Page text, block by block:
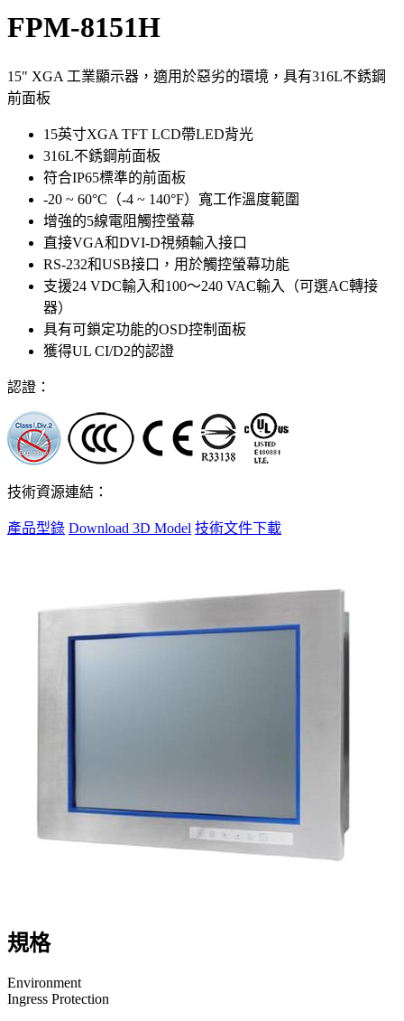
FPM-8151H
15" XGA 工業顯示器，適用於惡劣的環境，具有316L不銹鋼
前面板
15英寸XGA TFT LCD帶LED背光
316L不銹鋼前面板
符合IP65標準的前面板
-20 ~ 60°C（-4 ~ 140°F）寬工作溫度範圍
增強的5線電阻觸控螢幕
直接VGA和DVI-D視頻輸入接口
RS-232和USB接口，用於觸控螢幕功能
支援24 VDC輸入和100〜240 VAC輸入（可選AC轉接
器）
具有可鎖定功能的OSD控制面板
獲得UL CI/D2的認證
認證：
技術資源連結：
產品型錄 Download 3D Model 技術文件下載
規格
Environment
Ingress Protection